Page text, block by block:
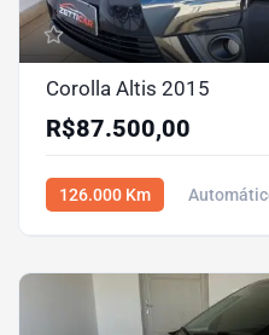
Corolla Altis 2015
R$87.500,00
126.000 Km